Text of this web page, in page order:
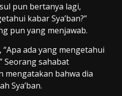
pun bertanya lagi,
kabar Sya’ban?”
pun yang menjawab.
ada yang mengetahui
Seorang sahabat
mengatakan bahwa dia
Sya’ban.